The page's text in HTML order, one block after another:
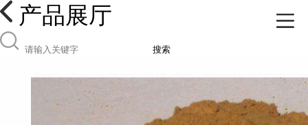
产品展厅
搜索